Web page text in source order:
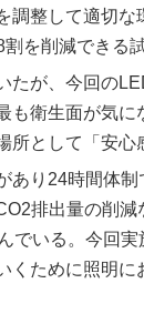
調整して適切
を削減できる
たが、今回の
も衛生面が気
として「安心
あり24時間体
排出量の削
でいる。今回
くために照明